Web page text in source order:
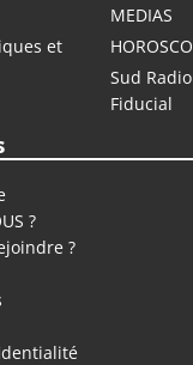
MEDIAS
et
Sud
Fiducial
?
?